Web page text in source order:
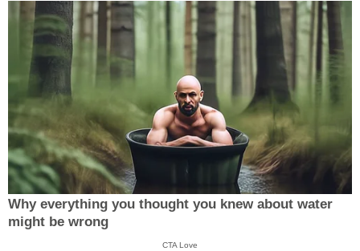
Why everything you thought you knew about water
might be wrong
CTA Love